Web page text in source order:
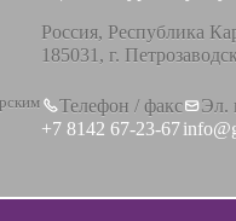
Россия, Республика
185031, г.
Телефон / факс
+7 8142 67-23-67
Эл.